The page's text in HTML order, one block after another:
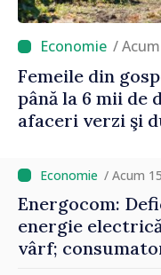
/
Femeile din
până la 6 mii
afaceri verzi şi
/ Acum
Energocom:
energie
vârf;